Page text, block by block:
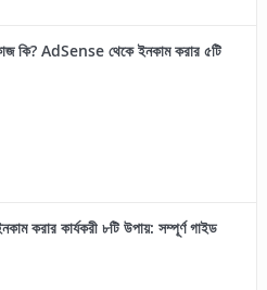
কি? AdSense থেকে ইনকাম করার ৫টি
করার কার্যকরী ৮টি উপায়: সম্পূর্ণ গাইড